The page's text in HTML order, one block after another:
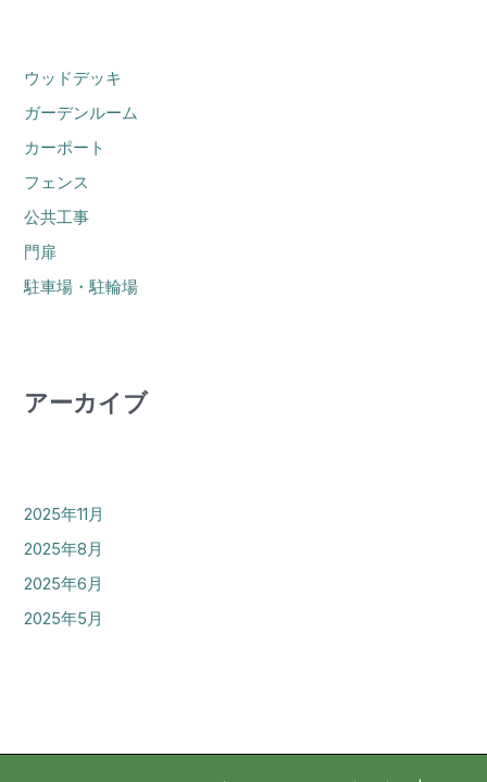
ウッドデッキ
ガーデンルーム
カーポート
フェンス
公共工事
門扉
駐車場・駐輪場
アーカイブ
2025年11月
2025年8月
2025年6月
2025年5月